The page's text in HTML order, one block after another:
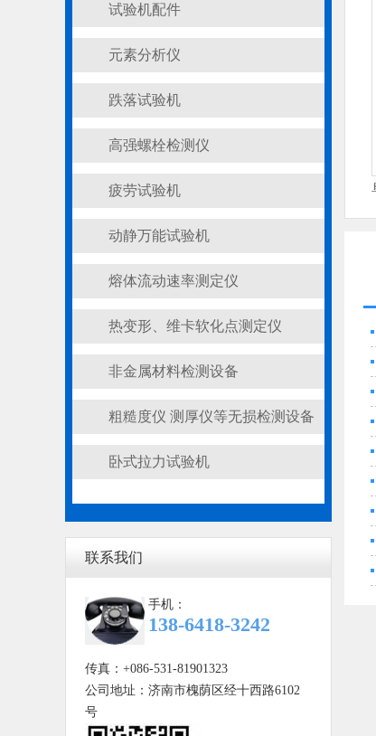
试验机配件
元素分析仪
跌落试验机
高强螺栓检测仪
疲劳试验机
动静万能试验机
熔体流动速率测定仪
热变形、维卡软化点测定仪
非金属材料检测设备
粗糙度仪 测厚仪等无损检测设备
卧式拉力试验机
联系我们
手机：
138-6418-3242
传真：+086-531-81901323
公司地址：济南市槐荫区经十西路6102
号